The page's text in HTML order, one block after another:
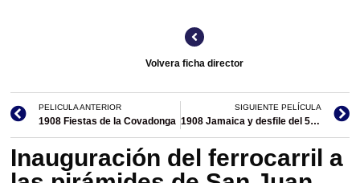
Volvera ficha director
PELICULA ANTERIOR
1908 Fiestas de la Covadonga
SIGUIENTE PELÍCULA
1908 Jamaica y desfile del 5 de Mayo
Inauguración del ferrocarril a